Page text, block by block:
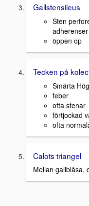
Gallstensileus
Sten
öppen op
Tecken på
Smärta
feber
ofta stenar
förtjockad
ofta
Calots triangel
Mellan gallblåsa,